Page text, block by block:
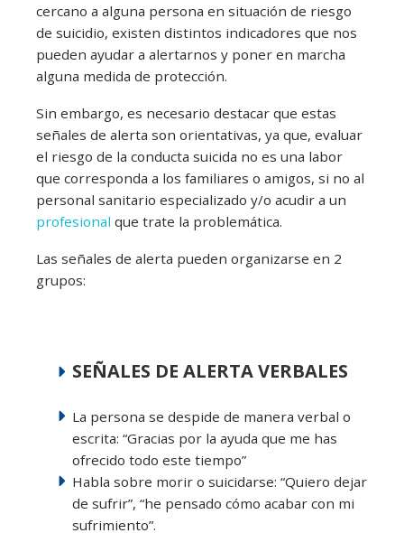
cercano a alguna persona en situación de riesgo
de suicidio, existen distintos indicadores que nos
pueden ayudar a alertarnos y poner en marcha
alguna medida de protección.
Sin embargo, es necesario destacar que estas
señales de alerta son orientativas, ya que, evaluar
el riesgo de la conducta suicida no es una labor
que corresponda a los familiares o amigos, si no al
personal sanitario especializado y/o acudir a un
profesional que trate la problemática.
Las señales de alerta pueden organizarse en 2
grupos:
SEÑALES DE ALERTA VERBALES
La persona se despide de manera verbal o
escrita: “Gracias por la ayuda que me has
ofrecido todo este tiempo”
Habla sobre morir o suicidarse: “Quiero dejar
de sufrir”, “he pensado cómo acabar con mi
sufrimiento”.